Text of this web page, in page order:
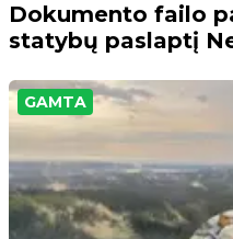
Dokumento failo
statybų paslaptį
GAMTA